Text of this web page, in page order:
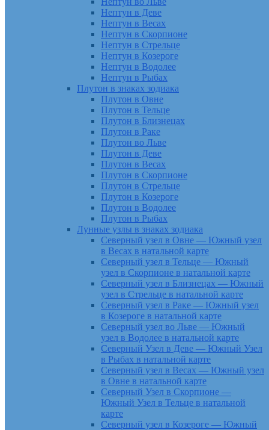
Нептун в Деве
Нептун в Весах
Нептун в Скорпионе
Нептун в Стрельце
Нептун в Козероге
Нептун в Водолее
Нептун в Рыбах
Плутон в знаках зодиака
Плутон в Овне
Плутон в Тельце
Плутон в Близнецах
Плутон в Раке
Плутон во Льве
Плутон в Деве
Плутон в Весах
Плутон в Скорпионе
Плутон в Стрельце
Плутон в Козероге
Плутон в Водолее
Плутон в Рыбах
Лунные узлы в знаках зодиака
Северный узел в Овне — Южный узел
в Весах в натальной карте
Северный узел в Тельце — Южный
узел в Скорпионе в натальной карте
Северный узел в Близнецах — Южный
узел в Стрельце в натальной карте
Северный узел в Раке — Южный узел
в Козероге в натальной карте
Северный узел во Льве — Южный
узел в Водолее в натальной карте
Северный Узел в Деве — Южный Узел
в Рыбах в натальной карте
Северный узел в Весах — Южный узел
в Овне в натальной карте
Северный Узел в Скорпионе —
Южный Узел в Тельце в натальной
карте
Северный узел в Козероге — Южный